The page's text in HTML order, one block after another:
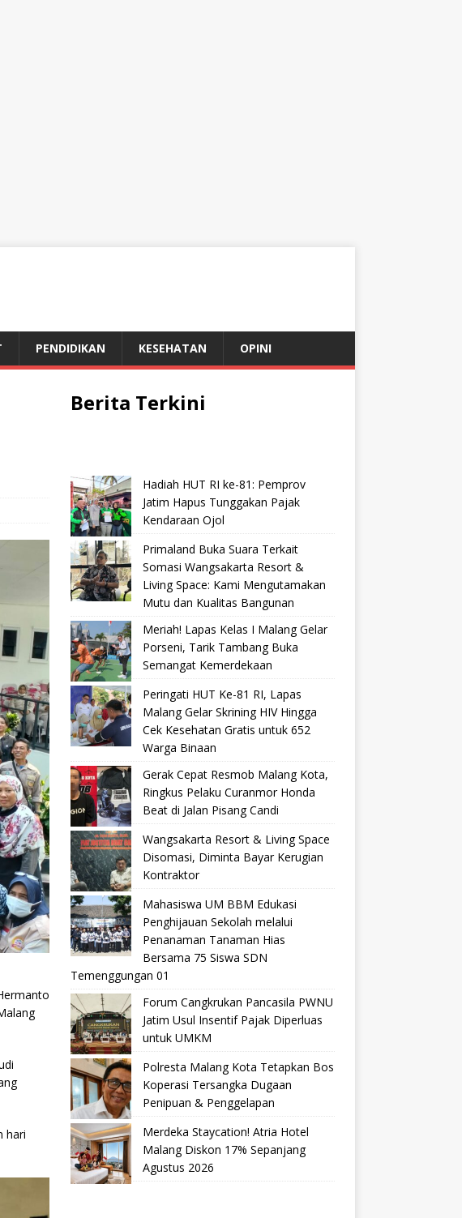
PENDIDIKAN KESEHATAN OPINI
hari
Berita Terkini
Hadiah HUT RI ke-81: Pemprov
Jatim Hapus Tunggakan Pajak
Kendaraan Ojol
Primaland Buka Suara Terkait
Somasi Wangsakarta Resort &
Living Space: Kami Mengutamakan
Mutu dan Kualitas Bangunan
Meriah! Lapas Kelas I Malang Gelar
Porseni, Tarik Tambang Buka
Semangat Kemerdekaan
Peringati HUT Ke-81 RI, Lapas
Malang Gelar Skrining HIV Hingga
Cek Kesehatan Gratis untuk 652
Warga Binaan
Gerak Cepat Resmob Malang Kota,
Ringkus Pelaku Curanmor Honda
Beat di Jalan Pisang Candi
Wangsakarta Resort & Living Space
Disomasi, Diminta Bayar Kerugian
Kontraktor
Mahasiswa UM BBM Edukasi
Penghijauan Sekolah melalui
Penanaman Tanaman Hias
Bersama 75 Siswa SDN
Temenggungan 01
Forum Cangkrukan Pancasila PWNU
Jatim Usul Insentif Pajak Diperluas
untuk UMKM
Polresta Malang Kota Tetapkan Bos
Koperasi Tersangka Dugaan
Penipuan & Penggelapan
Merdeka Staycation! Atria Hotel
Malang Diskon 17% Sepanjang
Agustus 2026